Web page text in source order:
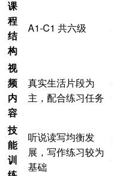
课
程
结
构
A1-C1 共六级
视
频
内
容
真实生活片段为
主，配合练习任务
技
能
训
听说读写均衡发
展，写作练习较为
基础